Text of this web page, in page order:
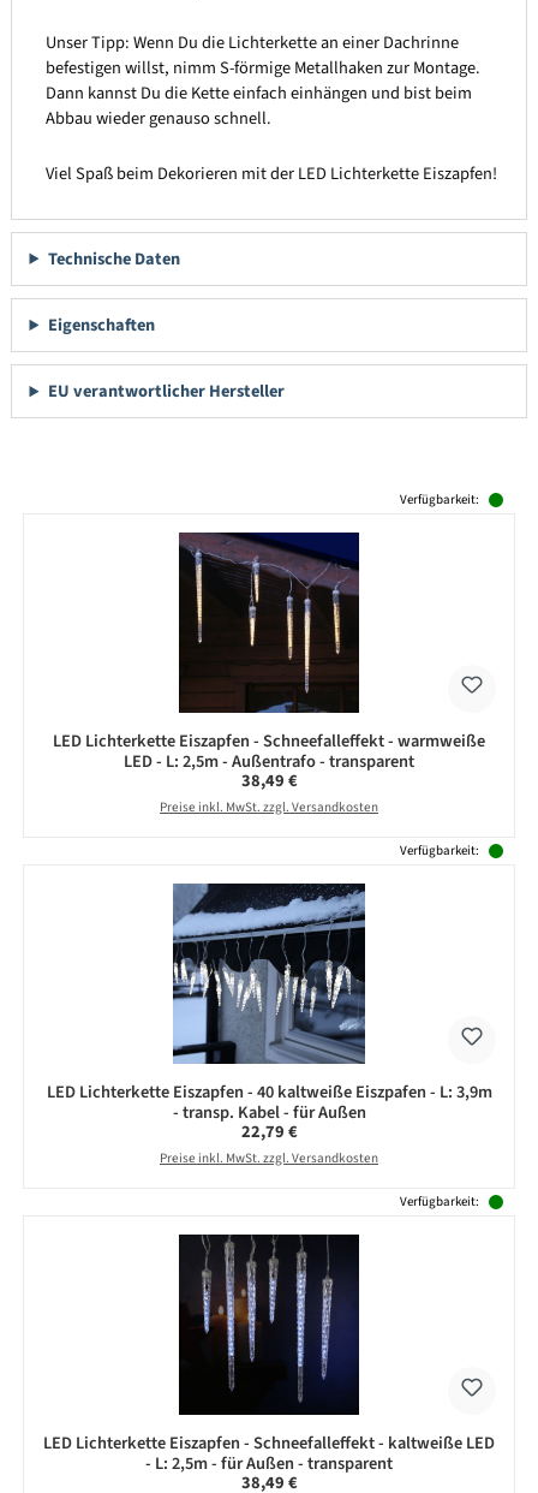
Unser Tipp: Wenn Du die Lichterkette an einer Dachrinne
befestigen willst, nimm S-förmige Metallhaken zur Montage.
Dann kannst Du die Kette einfach einhängen und bist beim
Abbau wieder genauso schnell.
Viel Spaß beim Dekorieren mit der LED Lichterkette Eiszapfen!
Technische Daten
Eigenschaften
EU verantwortlicher Hersteller
Verfügbarkeit:
LED Lichterkette Eiszapfen - Schneefalleffekt - warmweiße
LED - L: 2,5m - Außentrafo - transparent
Regulärer Preis:
38,49 €
Preise inkl. MwSt. zzgl. Versandkosten
Verfügbarkeit:
LED Lichterkette Eiszapfen - 40 kaltweiße Eiszpafen - L: 3,9m
- transp. Kabel - für Außen
Regulärer Preis:
22,79 €
Preise inkl. MwSt. zzgl. Versandkosten
Verfügbarkeit:
LED Lichterkette Eiszapfen - Schneefalleffekt - kaltweiße LED
- L: 2,5m - für Außen - transparent
Regulärer Preis:
38,49 €